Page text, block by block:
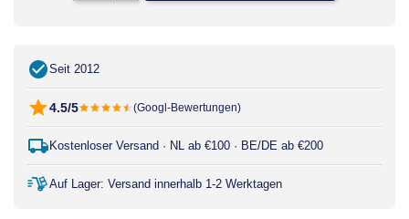
Seit 2012
4.5/5 (Googl-Bewertungen)
Kostenloser Versand · NL ab €100 · BE/DE ab €200
Auf Lager: Versand innerhalb 1-2 Werktagen